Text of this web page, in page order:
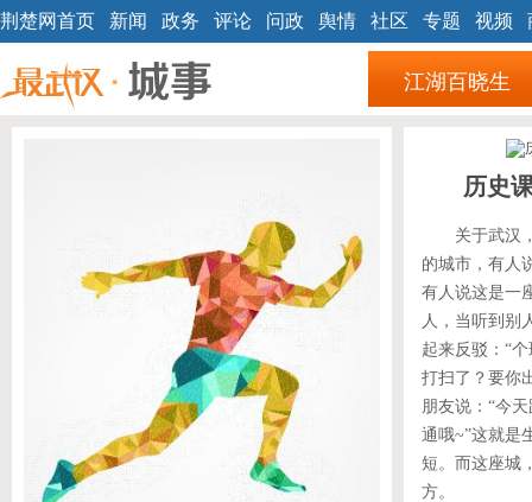
荆楚网首页 新闻 政务 评论 问政 舆情 社区 专题 视频
江湖百晓生
历史
关于武汉
的城市，有人
有人说这是一
人，当听到别
起来反驳：“
打扫了？要你
朋友说：“今
通哦~”这就是
短。而这座城
方。